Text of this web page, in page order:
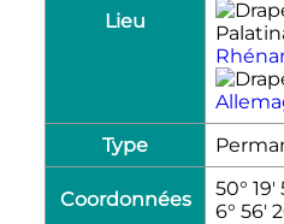
Lieu
Type
Coordonnées
50°
6° 56′